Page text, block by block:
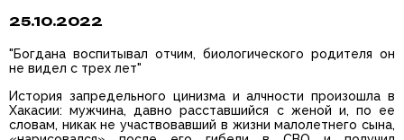
25.10.2022
"Богдана воспитывал отчим, биологического родителя он
не видел с трех лет"
История запредельного цинизма и алчности произошла в
Хакасии: мужчина, давно расставшийся с женой и, по ее
словам, никак не участвовавший в жизни малолетнего сына,